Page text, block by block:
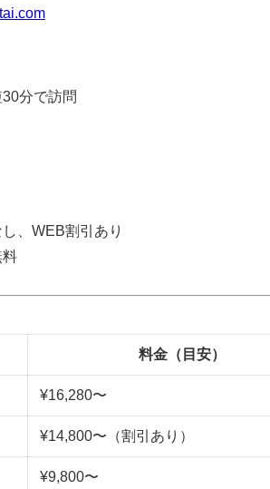
分で訪問
、WEB割引あり
料
料金（目安）
¥16,280〜
¥14,800〜（割引あり）
¥9,800〜